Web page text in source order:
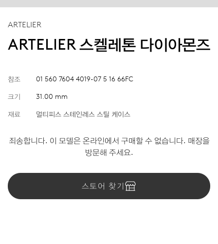
ARTELIER
ARTELIER 스켈레톤 다이아몬즈
참조 01 560 7604 4019-07 5 16 66FC
크기 31.00 mm
재료 멀티피스 스테인레스 스틸 케이스
죄송합니다. 이 모델은 온라인에서 구매할 수 없습니다. 매장을
방문해 주세요.
스토어 찾기